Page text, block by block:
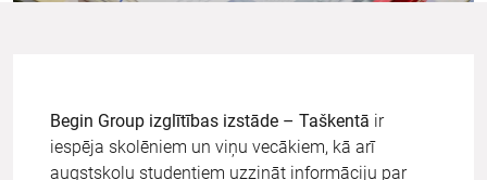
Begin Group izglītības izstāde – Taškentā ir
iespēja skolēniem un viņu vecākiem, kā arī
augstskolu studentiem uzzināt informāciju par